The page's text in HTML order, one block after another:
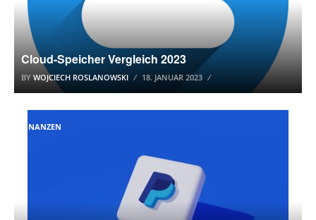
Cloud-Speicher Vergleich 2023
BY WOJCIECH ROSLANOWSKI 18. JANUAR 2023
FINANZEN